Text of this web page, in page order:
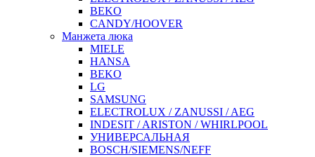
BEKO
CANDY/HOOVER
Манжета люка
MIELE
HANSA
BEKO
LG
SAMSUNG
ELECTROLUX / ZANUSSI / AEG
INDESIT / ARISTON / WHIRLPOOL
УНИВЕРСАЛЬНАЯ
BOSCH/SIEMENS/NEFF